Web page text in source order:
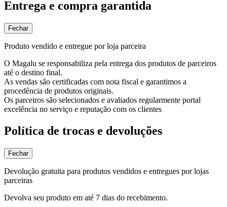
Entrega e compra garantida
Fechar
Produto vendido e entregue por loja parceira
O Magalu se responsabiliza pela entrega dos produtos de parceiros
até o destino final.
As vendas são certificadas com nota fiscal e garantimos a
procedência de produtos originais.
Os parceiros são selecionados e avaliados regularmente portal
excelência no serviço e reputação com os clientes
Política de trocas e devoluções
Fechar
Devolução gratuita para produtos vendidos e entregues por lojas
parceiras
Devolva seu produto em até 7 dias do recebimento.